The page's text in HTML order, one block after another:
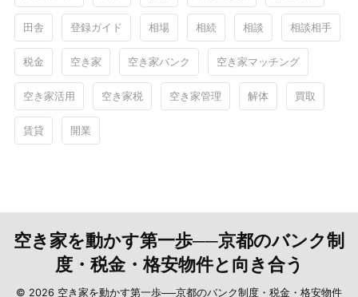
田舎 登録ガイド 相場 相続 相談 相談相手
税金 空き家 空き家バンク 空き家マッチング
空き家活用 空き家税 空き家管理 解体 買取
賃貸 開業
空き家を動かす第一歩──京都のバンク制
度・税金・格安物件と向き合う
© 2026 空き家を動かす第一歩──京都のバンク制度・税金・格安物件